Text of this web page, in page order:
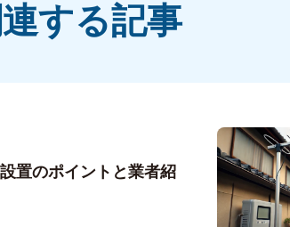
する記事
置のポイントと業者紹